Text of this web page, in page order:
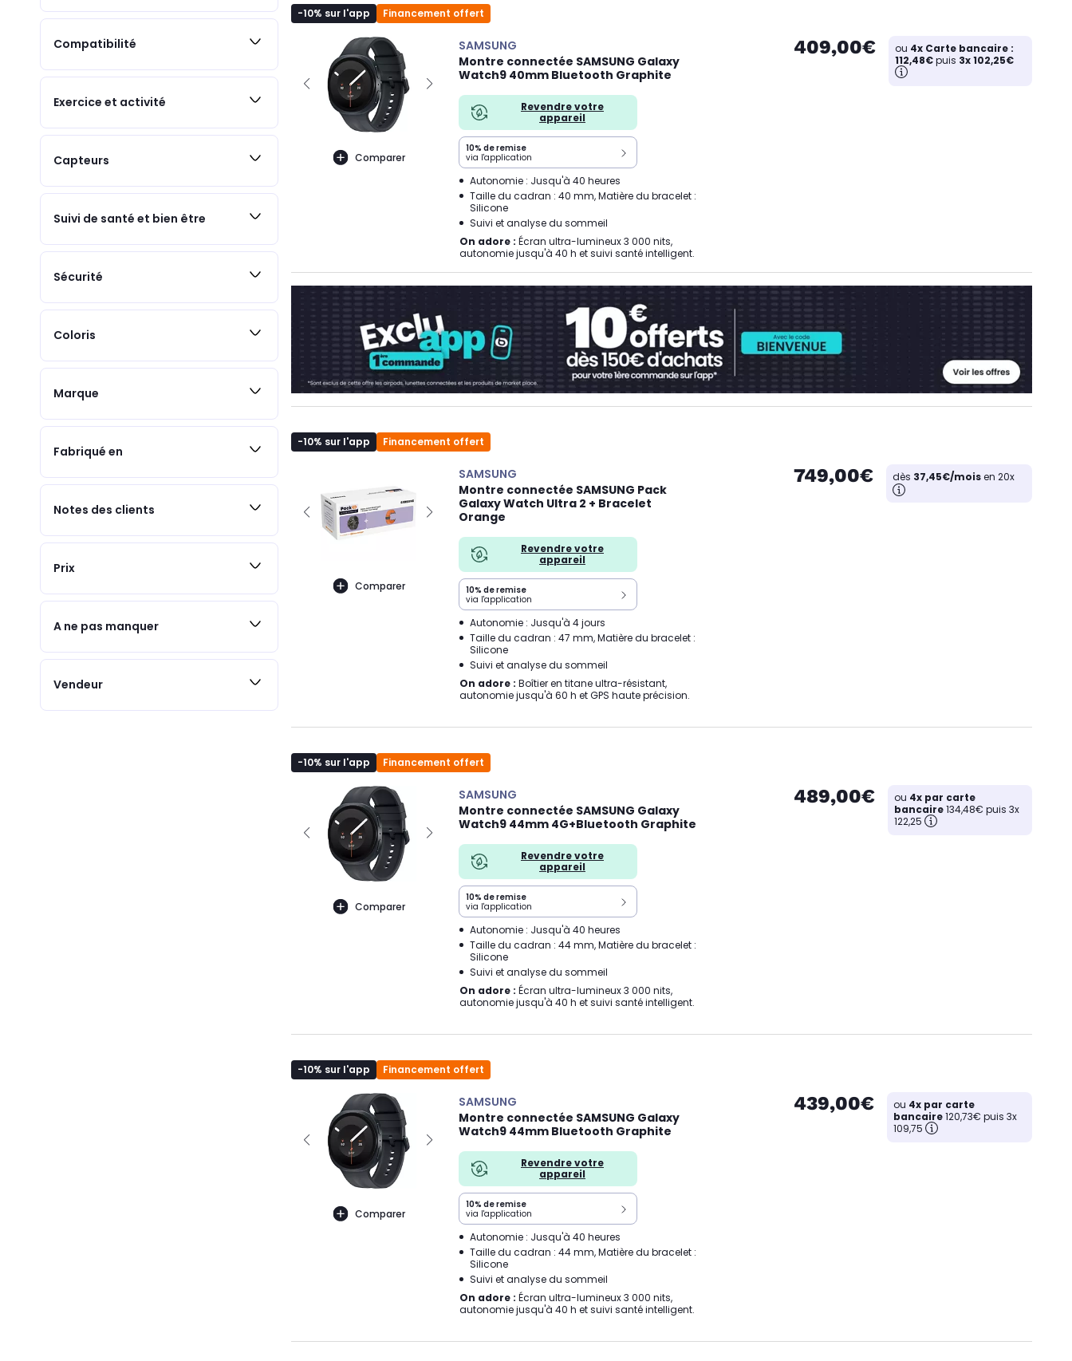
Compatibilité
Exercice et activité
Capteurs
Suivi de santé et bien être
Sécurité
Coloris
Marque
Fabriqué en
Notes des clients
Prix
A ne pas manquer
Vendeur
-10% sur l'app Financement offert
Comparer
SAMSUNG
Montre connectée SAMSUNG Galaxy
Watch9 40mm Bluetooth Graphite
Revendre votre
appareil
10% de remise
via l'application
Autonomie : Jusqu'à 40 heures
Taille du cadran : 40 mm, Matière du bracelet :
Silicone
Suivi et analyse du sommeil
On adore : Écran ultra-lumineux 3 000 nits,
autonomie jusqu'à 40 h et suivi santé intelligent.
409,00€ ou 4x Carte bancaire :
112,48€puis 3x 102,25€
-10% sur l'app Financement offert
Comparer
SAMSUNG
Montre connectée SAMSUNG Pack
Galaxy Watch Ultra 2 + Bracelet
Orange
Revendre votre
appareil
10% de remise
via l'application
Autonomie : Jusqu'à 4 jours
Taille du cadran : 47 mm, Matière du bracelet :
Silicone
Suivi et analyse du sommeil
On adore : Boîtier en titane ultra-résistant,
autonomie jusqu'à 60 h et GPS haute précision.
749,00€ dès 37,45€/moisen 20x
-10% sur l'app Financement offert
Comparer
SAMSUNG
Montre connectée SAMSUNG Galaxy
Watch9 44mm 4G+Bluetooth Graphite
Revendre votre
appareil
10% de remise
via l'application
Autonomie : Jusqu'à 40 heures
Taille du cadran : 44 mm, Matière du bracelet :
Silicone
Suivi et analyse du sommeil
On adore : Écran ultra-lumineux 3 000 nits,
autonomie jusqu'à 40 h et suivi santé intelligent.
489,00€ ou 4x par carte
bancaire134,48€ puis 3x
122,25
-10% sur l'app Financement offert
Comparer
SAMSUNG
Montre connectée SAMSUNG Galaxy
Watch9 44mm Bluetooth Graphite
Revendre votre
appareil
10% de remise
via l'application
Autonomie : Jusqu'à 40 heures
Taille du cadran : 44 mm, Matière du bracelet :
Silicone
Suivi et analyse du sommeil
On adore : Écran ultra-lumineux 3 000 nits,
autonomie jusqu'à 40 h et suivi santé intelligent.
439,00€ ou 4x par carte
bancaire120,73€ puis 3x
109,75